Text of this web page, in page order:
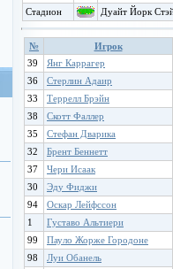
Стадион
Дуайт Йорк
№
Игрок
39
Янг Каррагер
36
Стерлин Адаир
33
Террелл Брэйн
38
Скотт Фаллер
35
Стефан Дварика
32
Брент Беннетт
37
Чери Исаак
30
Эду Фиджи
94
Оскар Лейфссон
1
Густаво Альтиери
99
Пауло Жорже Городоне
98
Луи Обанель